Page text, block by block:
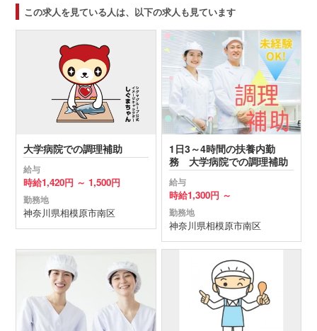
この求人を見ている人は、以下の求人も見ています
大学病院での調理補助
給与
時給1,420円 ～ 1,500円
勤務地
神奈川県相模原市南区
1日3～4時間の扶養内勤
務 大学病院での調理補助
給与
時給1,300円 ～
勤務地
神奈川県相模原市南区